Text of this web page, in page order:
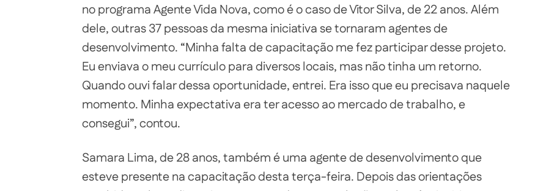
no programa Agente Vida Nova, como é o caso de Vitor Silva, de 22 anos. Além
dele, outras 37 pessoas da mesma iniciativa se tornaram agentes de
desenvolvimento. “Minha falta de capacitação me fez participar desse projeto.
Eu enviava o meu currículo para diversos locais, mas não tinha um retorno.
Quando ouvi falar dessa oportunidade, entrei. Era isso que eu precisava naquele
momento. Minha expectativa era ter acesso ao mercado de trabalho, e
consegui”, contou.
Samara Lima, de 28 anos, também é uma agente de desenvolvimento que
esteve presente na capacitação desta terça-feira. Depois das orientações